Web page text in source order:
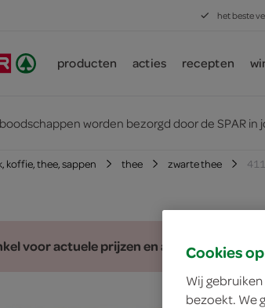
het beste
producten acties recepten
worden bezorgd door de SPAR in
koffie, thee, sappen thee zwarte thee
voor actuele prijzen en assortiment
Cookies
Wij
bezoekt. We